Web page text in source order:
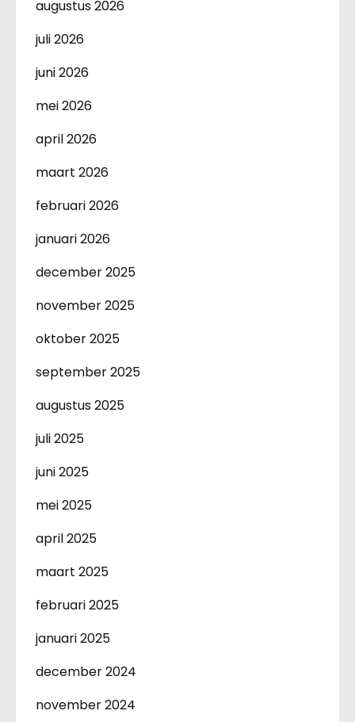
augustus 2026
juli 2026
juni 2026
mei 2026
april 2026
maart 2026
februari 2026
januari 2026
december 2025
november 2025
oktober 2025
september 2025
augustus 2025
juli 2025
juni 2025
mei 2025
april 2025
maart 2025
februari 2025
januari 2025
december 2024
november 2024